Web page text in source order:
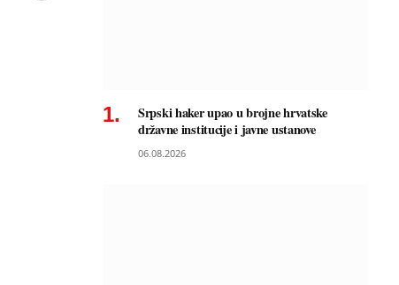
Srpski haker upao u brojne hrvatske
državne institucije i javne ustanove
06.08.2026